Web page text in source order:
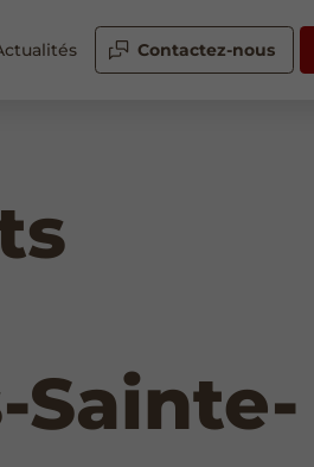
Contactez-nous
Sainte-